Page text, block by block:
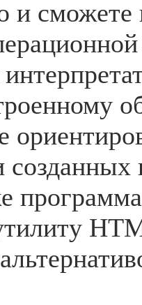
и сможете
созданных